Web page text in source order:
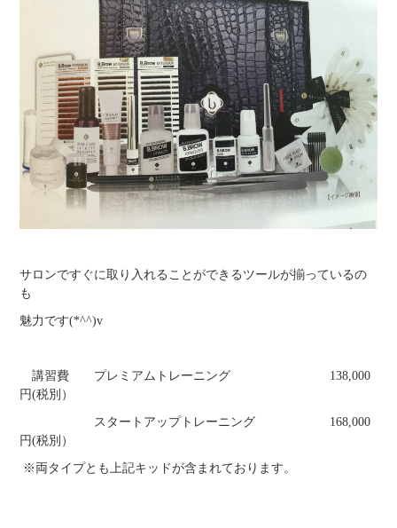
サロンですぐに取り入れることができるツールが揃っているの
も
魅力です(*^^)v
講習費 プレミアムトレーニング 138,000
円(税別）
スタートアップトレーニング 168,000
円(税別）
※両タイプとも上記キッドが含まれております。